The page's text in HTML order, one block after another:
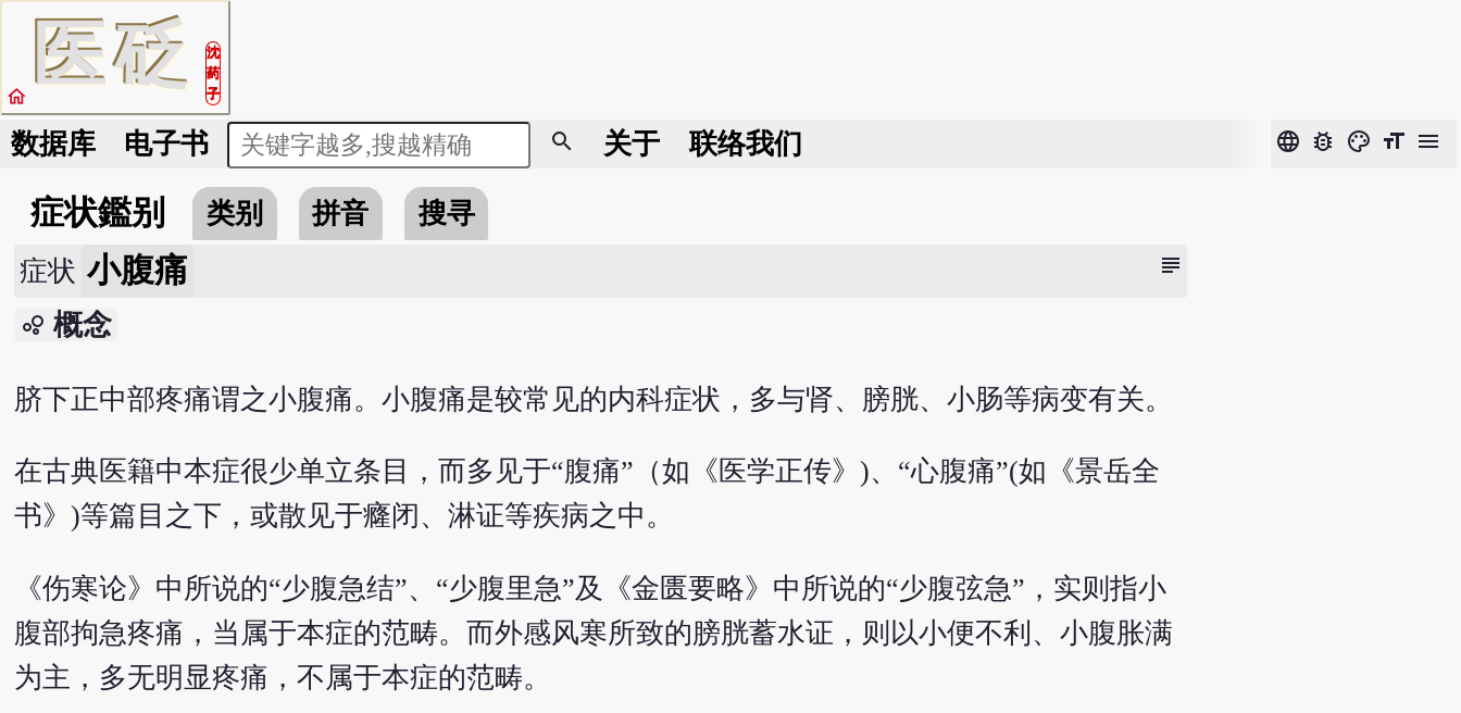
医砭
沈
药
子
home
数据库 电子书 search 关于 联络我们 language bug_report color_lens format_size menu
症状鑑别 类别 拼音 搜寻
subject
症状 小腹痛
bubble_chart 概念
脐下正中部疼痛谓之小腹痛。小腹痛是较常见的内科症状，多与肾、膀胱、小肠等病变有关。
在古典医籍中本症很少单立条目，而多见于“腹痛”（如《医学正传》)、“心腹痛”(如《景岳全
书》)等篇目之下，或散见于癃闭、淋证等疾病之中。
《伤寒论》中所说的“少腹急结”、“少腹里急”及《金匮要略》中所说的“少腹弦急”，实则指小
腹部拘急疼痛，当属于本症的范畴。而外感风寒所致的膀胱蓄水证，则以小便不利、小腹胀满
为主，多无明显疼痛，不属于本症的范畴。